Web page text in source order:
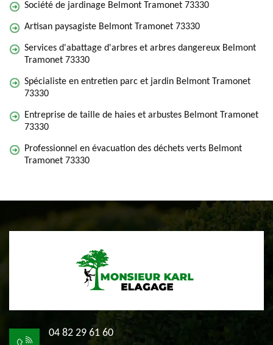
Société de jardinage Belmont Tramonet 73330
Artisan paysagiste Belmont Tramonet 73330
Services d'abattage d'arbres et arbres dangereux Belmont
Tramonet 73330
Spécialiste en entretien parc et jardin Belmont Tramonet
73330
Entreprise de taille de haies et arbustes Belmont Tramonet
73330
Professionnel en évacuation des déchets verts Belmont
Tramonet 73330
04 82 29 61 60